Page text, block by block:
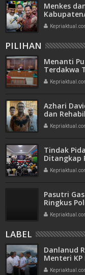
Menkes
PILIHAN
Menanti
Terdakwa
Seumur
Azhari
dan
Tindak
Ditangkap
Pasutri
Ringkus
LABEL
Danlanud
Menteri KP